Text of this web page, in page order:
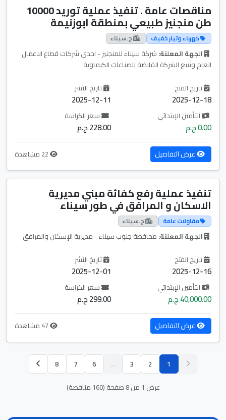
مناقصات عامة . تنفيذ عملية توريد 10000
طن منجنيز طبيعي بمنطقة ابوزنيمة
كهرباء وتيار خفيف ج.سيناء
الجهة المعلنة: شركة سيناء للمنجنيز - احدى شركات قطاع الاعمال
العام وتتبع الشركة القابضة للصناعات الكيماوية
تاريخ الفتح
2025-12-18
تاريخ النشر
2025-12-11
التأمين الإبتدائي
0.00 ج.م
سعر الكراسة
228.00 ج.م
عرض التفاصيل
تنفيذ عملية رفع كفائة مبني مديرية
الاسكان و المرافق في طور سيناء
مقاولات عامة ج.سيناء
الجهة المعلنة: محافظة جنوب سيناء - مديرية الإسكان والمرافق
تاريخ الفتح
2025-12-16
تاريخ النشر
2025-12-01
التأمين الإبتدائي
40,000.00 ج.م
سعر الكراسة
299.00 ج.م
عرض التفاصيل
1
2
3
…
6
7
8
عرض 1 من 8 صفحة (160 مناقصة)